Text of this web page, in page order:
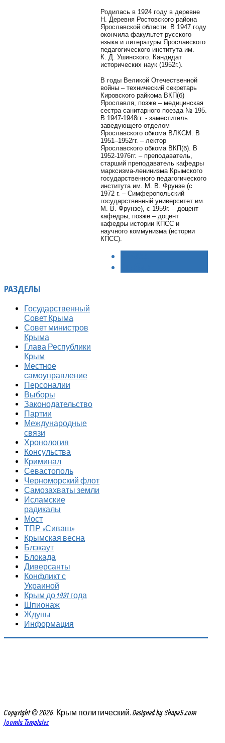
Родилась в 1924 году в деревне
Н. Деревня Ростовского района
Ярославской области. В 1947 году
окончила факультет русского
языка и литературы Ярославского
педагогического института им.
К. Д. Ушинского. Кандидат
исторических наук (1952г.).
В годы Великой Отечественной
войны – технический секретарь
Кировского райкома ВКП(б)
Ярославля, позже – медицинская
сестра санитарного поезда № 195.
В 1947-1948гг. - заместитель
заведующего отделом
Ярославского обкома ВЛКСМ. В
1951–1952гг. – лектор
Ярославского обкома ВКП(б). В
1952-1976гг. – преподаватель,
старший преподаватель кафедры
марксизма-ленинизма Крымского
государственного педагогического
института им. М. В. Фрунзе (с
1972 г. – Симферопольский
государственный университет им.
М. В. Фрунзе), с 1959г. – доцент
кафедры, позже – доцент
кафедры истории КПСС и
научного коммунизма (истории
КПСС).
РАЗДЕЛЫ
Государственный
Совет Крыма
Совет министров
Крыма
Глава Республики
Крым
Местное
самоуправление
Персоналии
Выборы
Законодательство
Партии
Международные
связи
Хронология
Консульства
Криминал
Севастополь
Черноморский флот
Самозахваты земли
Исламские
радикалы
Мост
ТПР «Сиваш»
Крымская весна
Блэкаут
Блокада
Диверсанты
Конфликт с
Украиной
Крым до 1991 года
Шпионаж
Ждуны
Информация
Copyright © 2026. Крым политический. Designed by Shape5.com
Joomla Templates